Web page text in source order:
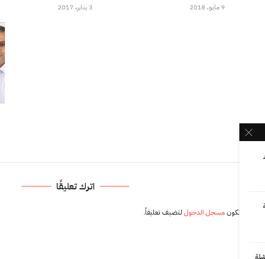
3 يناير، 2017 9 مايو، 2018
اترك تعليقًا
أنت تكون مسجل الدخول لتضيف تعليقاً.